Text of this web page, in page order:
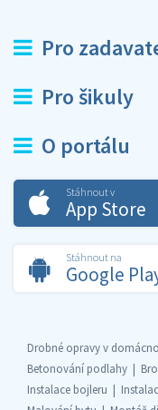
Pro
Pro šikuly
O portálu
Stáhnout v
App Store
Stáhnout na
Google
Drobné opravy v
Betonování podlahy
Instalace bojleru